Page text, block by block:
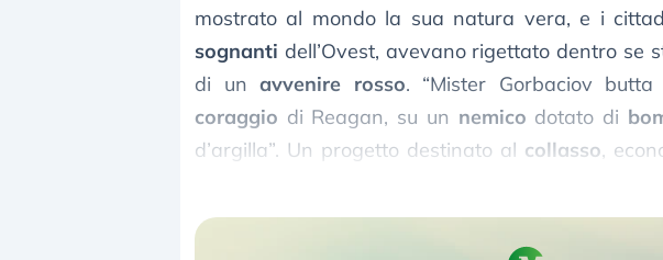
mostrato al mondo la sua natura vera, e i
sognanti dell’Ovest, avevano rigettato dentro se
di unavvenire rosso. “Mister Gorbaciov
coraggio di Reagan, su un nemico dotato di
d’argilla”. Un progetto destinato al collasso,